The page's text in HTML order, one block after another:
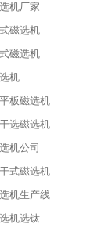
机厂家
磁选机
磁选机
机
板磁选机
选磁选机
机公司
式磁选机
机生产线
机选钛